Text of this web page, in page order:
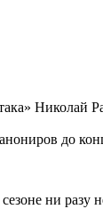
Николай
до
ни